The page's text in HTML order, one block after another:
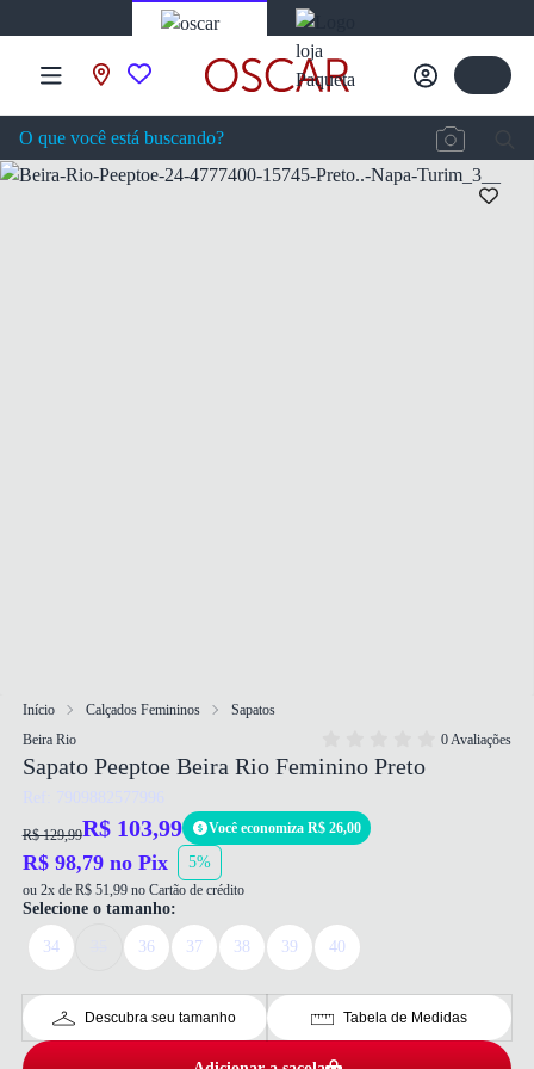
Início Calçados Femininos
Sapatos
Beira Rio
0 Avaliações
Sapato Peeptoe Beira Rio Feminino Preto
Ref: 7909882577996
R$ 129,99R$ 103,99 Você economiza R$ 26,00
R$ 98,79 no Pix 5%
ou 2x de R$ 51,99 no Cartão de crédito
Selecione o tamanho:
34 36 37 38 39 40
Descubra seu tamanho Tabela de Medidas